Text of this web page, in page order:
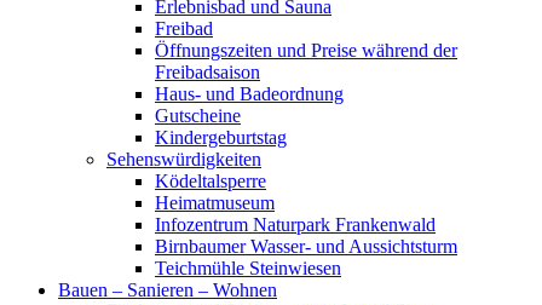
Erlebnisbad und Sauna
Freibad
Öffnungszeiten und Preise während der
Freibadsaison
Haus- und Badeordnung
Gutscheine
Kindergeburtstag
Sehenswürdigkeiten
Ködeltalsperre
Heimatmuseum
Infozentrum Naturpark Frankenwald
Birnbaumer Wasser- und Aussichtsturm
Teichmühle Steinwiesen
Bauen – Sanieren – Wohnen